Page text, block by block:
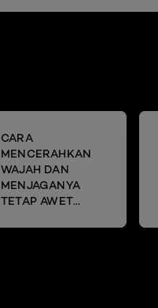
CARA
MENCERAHKAN
WAJAH DAN
MENJAGANYA
TETAP AWET
SHEET MASK